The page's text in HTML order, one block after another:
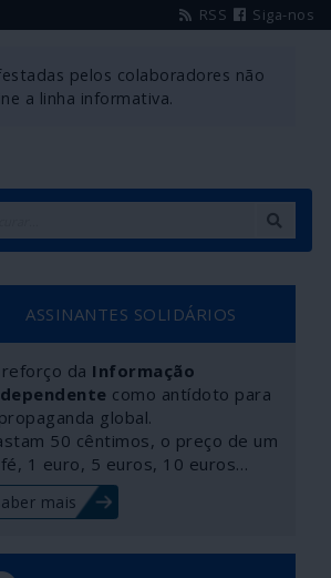
RSS Siga-nos
pelos colaboradores não
a linha informativa.
ASSINANTES SOLIDÁRIOS
da Informação
como antídoto para
global.
50 cêntimos, o preço de um
1 euro, 5 euros, 10 euros…
mais